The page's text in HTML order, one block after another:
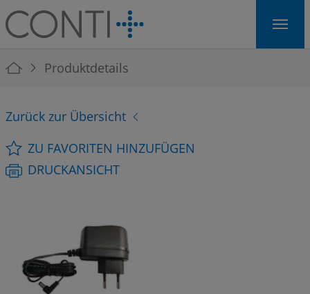
Skip to main navigation
Skip to main content
Skip to page footer
You are here:
Produktdetails
Zurück zur Übersicht
ZU FAVORITEN HINZUFÜGEN
DRUCKANSICHT